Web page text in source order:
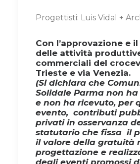
Progettisti: Luis Vidal +
Con l’approvazione e
delle attività
commerciali del
Trieste e via Venezia.
(Si dichiara che
Solidale Parma non
e non ha ricevuto, per
evento, contributi
privati in osservanza
statutario che fissa il
il valore della gratuità
progettazione e
degli eventi promossi